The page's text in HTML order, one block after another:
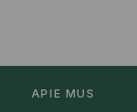
APIE MUS